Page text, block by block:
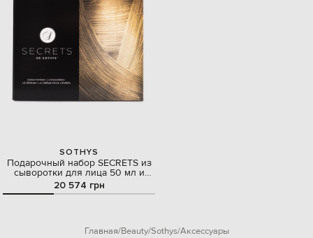
SOTHYS
Подарочный набор SECRETS из
сыворотки для лица 50 мл и
крема по уходу за глазами 15 мл
20 574 грн
Главная Beauty Sothys Аксессуары